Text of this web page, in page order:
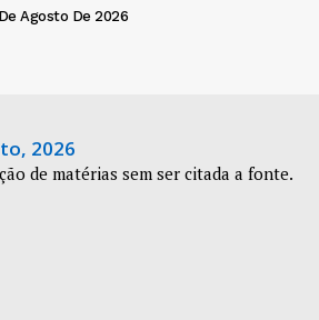
Agosto De 2026
2026
de matérias sem ser citada a fonte.